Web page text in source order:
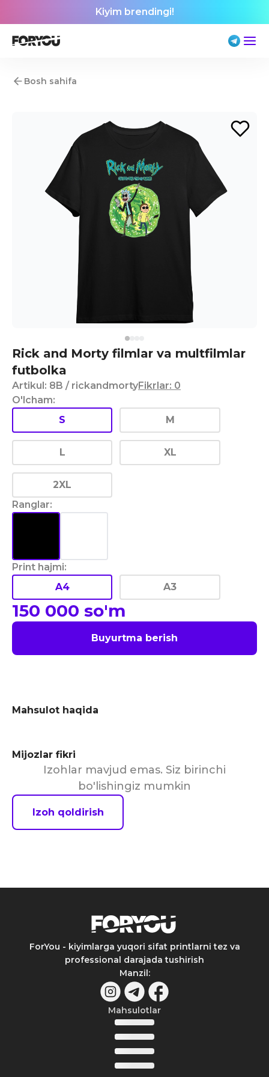
Kiyim brendingi!
Bosh sahifa
Rick and Morty filmlar va multfilmlar
futbolka
Artikul: 8B / rickandmortyFikrlar: 0
O'lcham:
S
M
L XL
2XL
Ranglar:
Print hajmi:
A4
A3
150 000 so'm
Buyurtma berish
Mahsulot haqida
Mijozlar fikri
Izohlar mavjud emas. Siz birinchi
bo'lishingiz mumkin
Izoh qoldirish
ForYou - kiyimlarga yuqori sifat printlarni tez va
professional darajada tushirish
Manzil:
Mahsulotlar